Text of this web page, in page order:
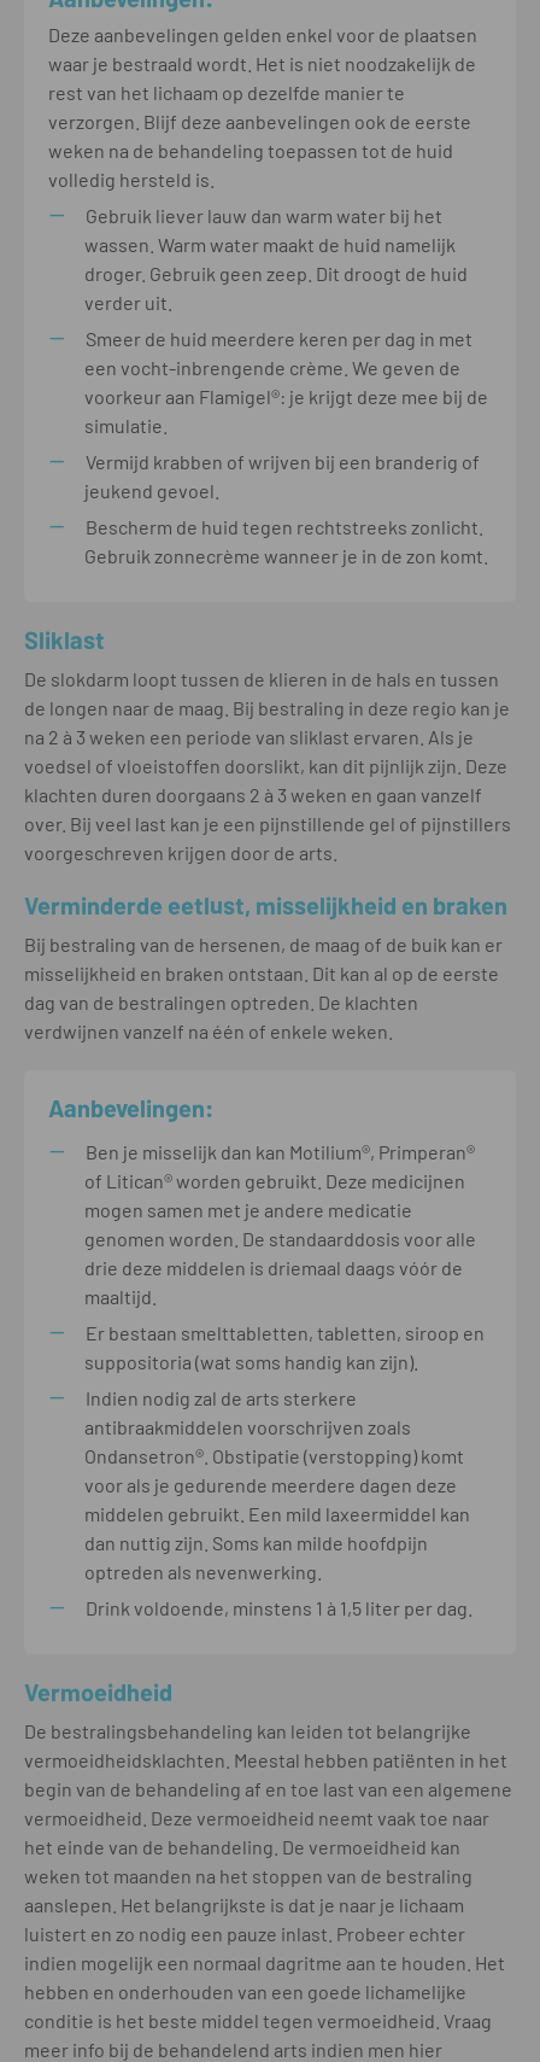
Deze aanbevelingen gelden enkel voor de plaatsen
waar je bestraald wordt. Het is niet noodzakelijk de
rest van het lichaam op dezelfde manier te
verzorgen. Blijf deze aanbevelingen ook de eerste
weken na de behandeling toepassen tot de huid
volledig hersteld is.
Gebruik liever lauw dan warm water bij het
wassen. Warm water maakt de huid namelijk
droger. Gebruik geen zeep. Dit droogt de huid
verder uit.
Smeer de huid meerdere keren per dag in met
een vocht-inbrengende crème. We geven de
voorkeur aan Flamigel®: je krijgt deze mee bij de
simulatie.
Vermijd krabben of wrijven bij een branderig of
jeukend gevoel.
Bescherm de huid tegen rechtstreeks zonlicht.
Gebruik zonnecrème wanneer je in de zon komt.
Sliklast
De slokdarm loopt tussen de klieren in de hals en tussen
de longen naar de maag. Bij bestraling in deze regio kan je
na 2 à 3 weken een periode van sliklast ervaren. Als je
voedsel of vloeistoffen doorslikt, kan dit pijnlijk zijn. Deze
klachten duren doorgaans 2 à 3 weken en gaan vanzelf
over. Bij veel last kan je een pijnstillende gel of pijnstillers
voorgeschreven krijgen door de arts.
Verminderde eetlust, misselijkheid en braken
Bij bestraling van de hersenen, de maag of de buik kan er
misselijkheid en braken ontstaan. Dit kan al op de eerste
dag van de bestralingen optreden. De klachten
verdwijnen vanzelf na één of enkele weken.
Aanbevelingen:
Ben je misselijk dan kan Motilium®, Primperan®
of Litican® worden gebruikt. Deze medicijnen
mogen samen met je andere medicatie
genomen worden. De standaarddosis voor alle
drie deze middelen is driemaal daags vóór de
maaltijd.
Er bestaan smelttabletten, tabletten, siroop en
suppositoria (wat soms handig kan zijn).
Indien nodig zal de arts sterkere
antibraakmiddelen voorschrijven zoals
Ondansetron®. Obstipatie (verstopping) komt
voor als je gedurende meerdere dagen deze
middelen gebruikt. Een mild laxeermiddel kan
dan nuttig zijn. Soms kan milde hoofdpijn
optreden als nevenwerking.
Drink voldoende, minstens 1 à 1,5 liter per dag.
Vermoeidheid
De bestralingsbehandeling kan leiden tot belangrijke
vermoeidheidsklachten. Meestal hebben patiënten in het
begin van de behandeling af en toe last van een algemene
vermoeidheid. Deze vermoeidheid neemt vaak toe naar
het einde van de behandeling. De vermoeidheid kan
weken tot maanden na het stoppen van de bestraling
aanslepen. Het belangrijkste is dat je naar je lichaam
luistert en zo nodig een pauze inlast. Probeer echter
indien mogelijk een normaal dagritme aan te houden. Het
hebben en onderhouden van een goede lichamelijke
conditie is het beste middel tegen vermoeidheid. Vraag
meer info bij de behandelend arts indien men hier